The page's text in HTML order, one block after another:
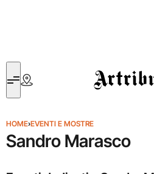
Artribune
HOME›EVENTI E MOSTRE
Sandro Marasco